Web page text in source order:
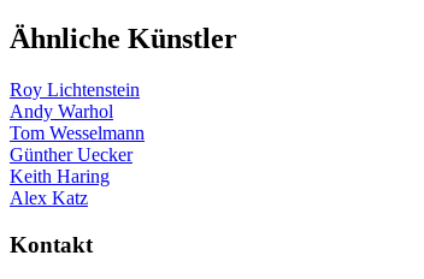
Ähnliche Künstler
Roy Lichtenstein
Andy Warhol
Tom Wesselmann
Günther Uecker
Keith Haring
Alex Katz
Kontakt